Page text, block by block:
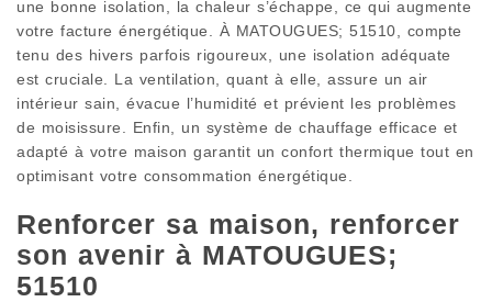
une bonne isolation, la chaleur s’échappe, ce qui augmente
votre facture énergétique. À MATOUGUES; 51510, compte
tenu des hivers parfois rigoureux, une isolation adéquate
est cruciale. La ventilation, quant à elle, assure un air
intérieur sain, évacue l’humidité et prévient les problèmes
de moisissure. Enfin, un système de chauffage efficace et
adapté à votre maison garantit un confort thermique tout en
optimisant votre consommation énergétique.
Renforcer sa maison, renforcer
son avenir à MATOUGUES;
51510